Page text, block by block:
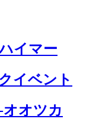
イマー
イベント
オツカ